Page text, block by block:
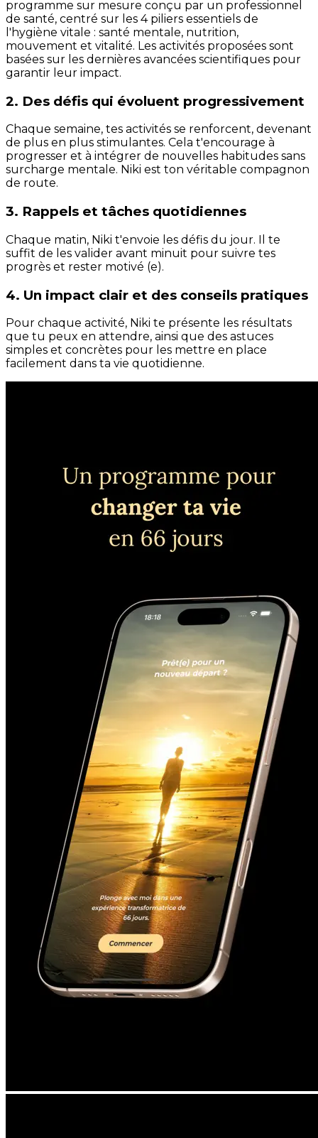
programme sur mesure conçu par un professionnel
de santé, centré sur les 4 piliers essentiels de
l'hygiène vitale : santé mentale, nutrition,
mouvement et vitalité. Les activités proposées sont
basées sur les dernières avancées scientifiques pour
garantir leur impact.
2. Des défis qui évoluent progressivement
Chaque semaine, tes activités se renforcent, devenant
de plus en plus stimulantes. Cela t'encourage à
progresser et à intégrer de nouvelles habitudes sans
surcharge mentale. Niki est ton véritable compagnon
de route.
3. Rappels et tâches quotidiennes
Chaque matin, Niki t'envoie les défis du jour. Il te
suffit de les valider avant minuit pour suivre tes
progrès et rester motivé (e).
4. Un impact clair et des conseils pratiques
Pour chaque activité, Niki te présente les résultats
que tu peux en attendre, ainsi que des astuces
simples et concrètes pour les mettre en place
facilement dans ta vie quotidienne.